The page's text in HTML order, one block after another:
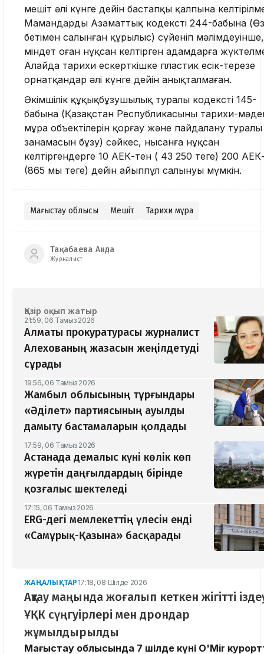
мешіт әлі күнге дейін бастапқы қалпына
Мамандардың Азаматтық кодекстің 244-бабына (Өз
бетiмен салынған құрылыс) сүйеніп
міндет оған нұқсан келтірген адамдарға
Алайда тарихи ескерткішке пластик есік-терезе
орнатқандар әлі күнге дейін анықталмаған.
Әкімшілік құқықбұзушылық туралы кодекстің 145-
бабына (Қазақстан Республикасының тарихи-
мұра объектілерін қорғау және пайдалану туралы
заңнамасын бұзу) сәйкес, нысанға нұқсан
келтіргендерге 10 АЕК-тен ( 43 250 теңге) 200
(865 мың теңге) дейін айыппұл салынуы мүмкін.
Маңғыстау облысы Мешіт Тарихи мұра
Тақабаева Аида
Журналист
Қазір оқып жатыр
21:59, 06 Тамыз 2026
Алматы прокуратурасы журналист
Алехованың жазасын жеңілдетуді
сұрады
19:56, 06 Тамыз 2026
Жамбыл облысының тұрғындары
«Әділет» партиясының ауылды
дамыту бастамаларын қолдады
17:59, 06 Тамыз 2026
Астанада демалыс күні көлік көп
жүретін даңғылдардың бірінде
қозғалыс шектеледі
17:15, 06 Тамыз 2026
ERG-дегі мемлекеттің үлесін енді
«Самұрық-Қазына» басқарады
ЖАҢАЛЫҚТАР 17:18, 08 Шілде 2026
Ақтау маңында жоғалып кеткен жігітті
ҰҚК сүңгуірлері мен дрондар
жұмылдырылды
Маңғыстау облысында 7 шілде күні O'Mir